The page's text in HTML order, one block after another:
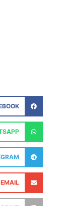
FACEBOOK
WHATSAPP
TELEGRAM